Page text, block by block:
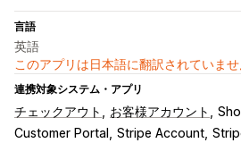
言語
英語
このアプリは日本語に翻訳されていませ
連携対象システム・アプリ
チェックアウト お客様アカウント
Customer Portal
Stripe Account